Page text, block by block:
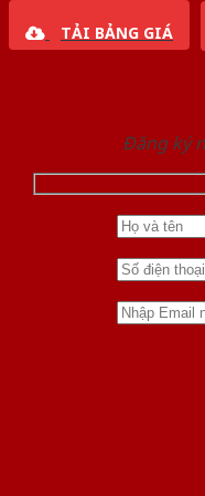
TẢI BẢNG GIÁ
Đăng ký